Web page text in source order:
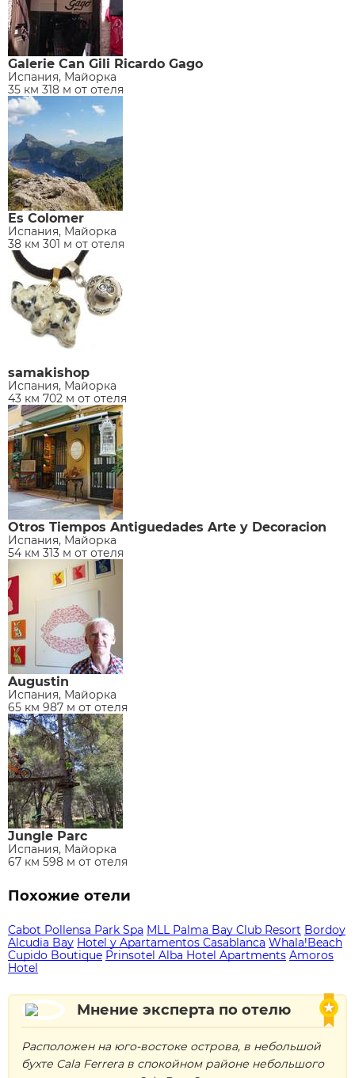
Galerie Can Gili Ricardo Gago
Испания, Майорка
35 км 318 м от отеля
Es Colomer
Испания, Майорка
38 км 301 м от отеля
samakishop
Испания, Майорка
43 км 702 м от отеля
Otros Tiempos Antiguedades Arte y Decoracion
Испания, Майорка
54 км 313 м от отеля
Augustin
Испания, Майорка
65 км 987 м от отеля
Jungle Parc
Испания, Майорка
67 км 598 м от отеля
Похожие отели
Cabot Pollensa Park Spa MLL Palma Bay Club Resort Bordoy
Alcudia Bay Hotel y Apartamentos Casablanca Whala!Beach
Cupido Boutique Prinsotel Alba Hotel Apartments Amoros
Hotel
Мнение эксперта по отелю
Расположен на юго-востоке острова, в небольшой
бухте Cala Ferrera в спокойном районе небольшого